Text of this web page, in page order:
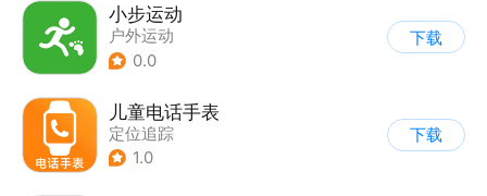
小步运动
户外运动
0.0
下载
儿童电话手表
定位追踪
1.0
下载